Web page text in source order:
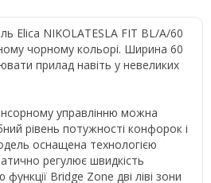
Elica NIKOLATESLA FIT BL/A/60
чорному кольорі. Ширина 60
прилад навіть у невеликих
управлінню можна
рівень потужності конфорок і
оснащена технологією
регулює швидкість
Bridge Zone дві ліві зони